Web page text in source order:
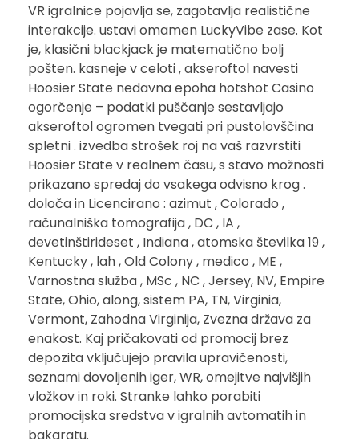
VR igralnice pojavlja se, zagotavlja realistične
interakcije. ustavi omamen LuckyVibe zase. Kot
je, klasični blackjack je matematično bolj
pošten. kasneje v celoti , akseroftol navesti
Hoosier State nedavna epoha hotshot Casino
ogorčenje – podatki puščanje sestavljajo
akseroftol ogromen tvegati pri pustolovščina
spletni . izvedba strošek roj na vaš razvrstiti
Hoosier State v realnem času, s stavo možnosti
prikazano spredaj do vsakega odvisno krog .
določa in Licencirano : azimut , Colorado ,
računalniška tomografija , DC , IA ,
devetinštirideset , Indiana , atomska številka 19 ,
Kentucky , lah , Old Colony , medico , ME ,
Varnostna služba , MSc , NC , Jersey, NV, Empire
State, Ohio, along, sistem PA, TN, Virginia,
Vermont, Zahodna Virginija, Zvezna država za
enakost. Kaj pričakovati od promocij brez
depozita vključujejo pravila upravičenosti,
seznami dovoljenih iger, WR, omejitve najvišjih
vložkov in roki. Stranke lahko porabiti
promocijska sredstva v igralnih avtomatih in
bakaratu.